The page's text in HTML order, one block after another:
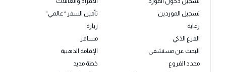
تسجيل الموردين
رعاية
الفرع الذكي
البحث عن مستشفى
محدد الفروع
تأمين السفر “عالمي”
زيارة
مسافر
الإقامة الذهبية
خطة مديد